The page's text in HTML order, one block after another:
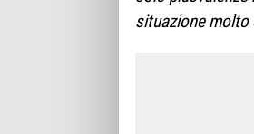
situazione molto